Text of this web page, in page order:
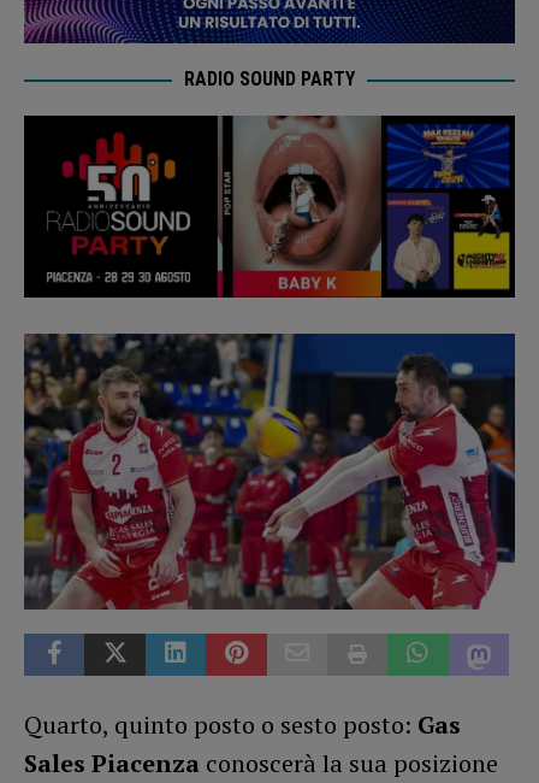
RADIO SOUND PARTY
Quarto, quinto posto o sesto posto: Gas
Sales Piacenza conoscerà la sua posizione